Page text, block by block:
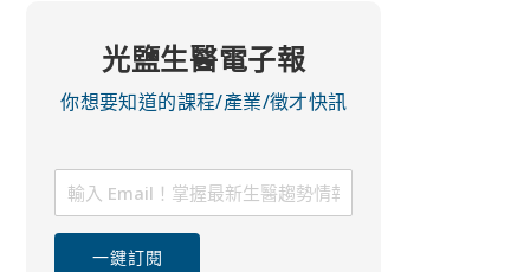
光鹽生醫電子報
你想要知道的課程/產業/徵才快訊
一鍵訂閱